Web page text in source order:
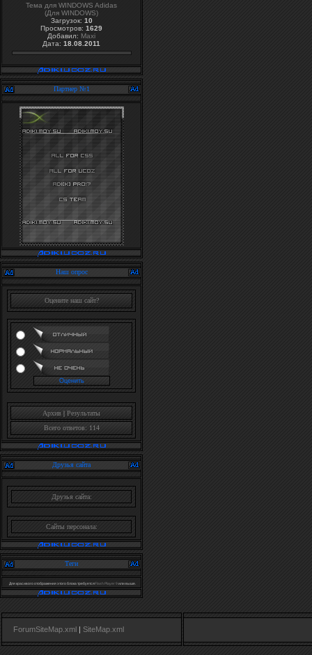
Тема для WINDOWS Adidas
(Для WINDOWS)
Загрузок: 10
Просмотров: 1629
Добавил: Maxi
Дата: 18.08.2011
Партнер №1
Наш опрос
Оцените наш сайт?
Архив | Результаты
Всего ответов: 114
Друзья сайта
Друзья сайта:
Сайты персонала:
Теги
Для красивого отображения этого блока требуетсяFlash Player 9или выше.
ForumSiteMap.xml | SiteMap.xml